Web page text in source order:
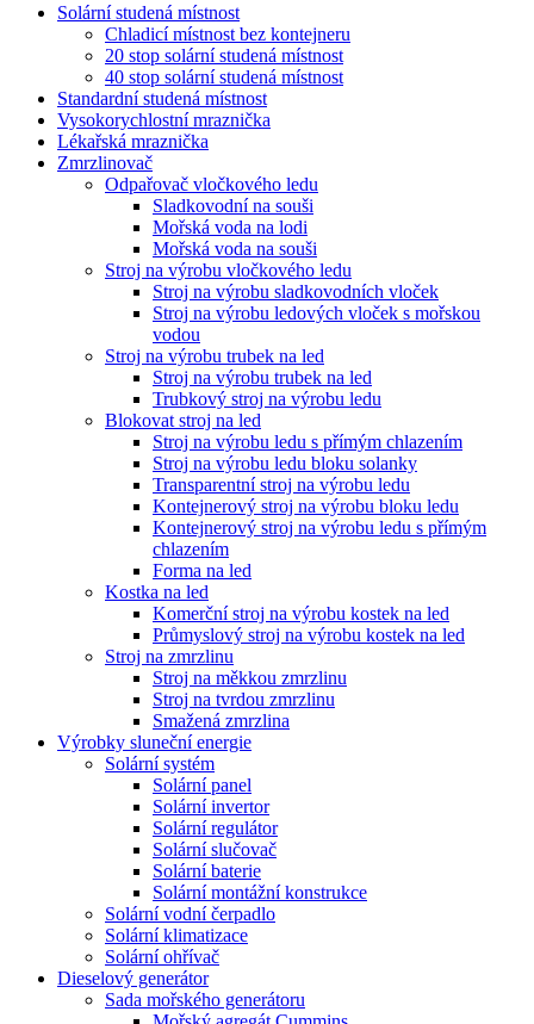
Solární studená místnost
Chladicí místnost bez kontejneru
20 stop solární studená místnost
40 stop solární studená místnost
Standardní studená místnost
Vysokorychlostní mraznička
Lékařská mraznička
Zmrzlinovač
Odpařovač vločkového ledu
Sladkovodní na souši
Mořská voda na lodi
Mořská voda na souši
Stroj na výrobu vločkového ledu
Stroj na výrobu sladkovodních vloček
Stroj na výrobu ledových vloček s mořskou
vodou
Stroj na výrobu trubek na led
Stroj na výrobu trubek na led
Trubkový stroj na výrobu ledu
Blokovat stroj na led
Stroj na výrobu ledu s přímým chlazením
Stroj na výrobu ledu bloku solanky
Transparentní stroj na výrobu ledu
Kontejnerový stroj na výrobu bloku ledu
Kontejnerový stroj na výrobu ledu s přímým
chlazením
Forma na led
Kostka na led
Komerční stroj na výrobu kostek na led
Průmyslový stroj na výrobu kostek na led
Stroj na zmrzlinu
Stroj na měkkou zmrzlinu
Stroj na tvrdou zmrzlinu
Smažená zmrzlina
Výrobky sluneční energie
Solární systém
Solární panel
Solární invertor
Solární regulátor
Solární slučovač
Solární baterie
Solární montážní konstrukce
Solární vodní čerpadlo
Solární klimatizace
Solární ohřívač
Dieselový generátor
Sada mořského generátoru